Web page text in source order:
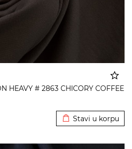
HEAVY # 2863 CHICORY COFFEE
Stavi u korpu